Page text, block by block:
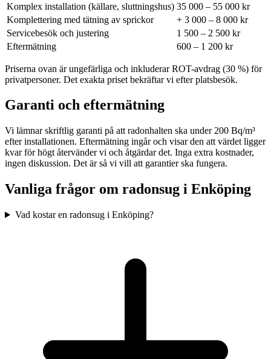
Komplex installation (källare, sluttningshus) 35 000 – 55 000 kr
Komplettering med tätning av sprickor
+ 3 000 – 8 000 kr
Servicebesök och justering
1 500 – 2 500 kr
Eftermätning
600 – 1 200 kr
Priserna ovan är ungefärliga och inkluderar ROT-avdrag (30 %) för
privatpersoner. Det exakta priset bekräftar vi efter platsbesök.
Garanti och eftermätning
Vi lämnar skriftlig garanti på att radonhalten ska under 200 Bq/m³
efter installationen. Eftermätning ingår och visar den att värdet ligger
kvar för högt återvänder vi och åtgärdar det. Inga extra kostnader,
ingen diskussion. Det är så vi vill att garantier ska fungera.
Vanliga frågor om radonsug i Enköping
Vad kostar en radonsug i Enköping?